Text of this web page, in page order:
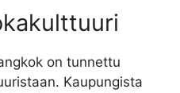
on tunnettu
Kaupungista